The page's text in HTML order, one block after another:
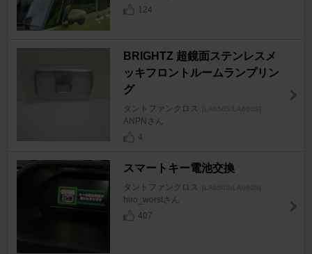
124
BRIGHTZ 超鏡面ステンレスメ
ッキフロントルームランプリン
グ
タントファンクロス [LA650S/LA660S]
ANPNさん
4
スマートキー電池交換
タントファンクロス [LA650S/LA660S]
hiro_worstさん
407